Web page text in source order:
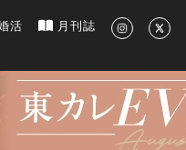
洗練されたライフスタイル
活 月刊誌